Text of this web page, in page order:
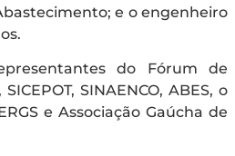
e o engenheiro
do Fórum de
SINAENCO, ABES, o
e Associação Gaúcha de